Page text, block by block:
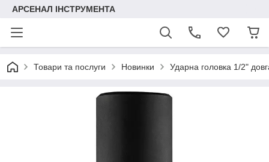
АРСЕНАЛ ІНСТРУМЕНТА
Товари та послуги Новинки Ударна головка 1/2"